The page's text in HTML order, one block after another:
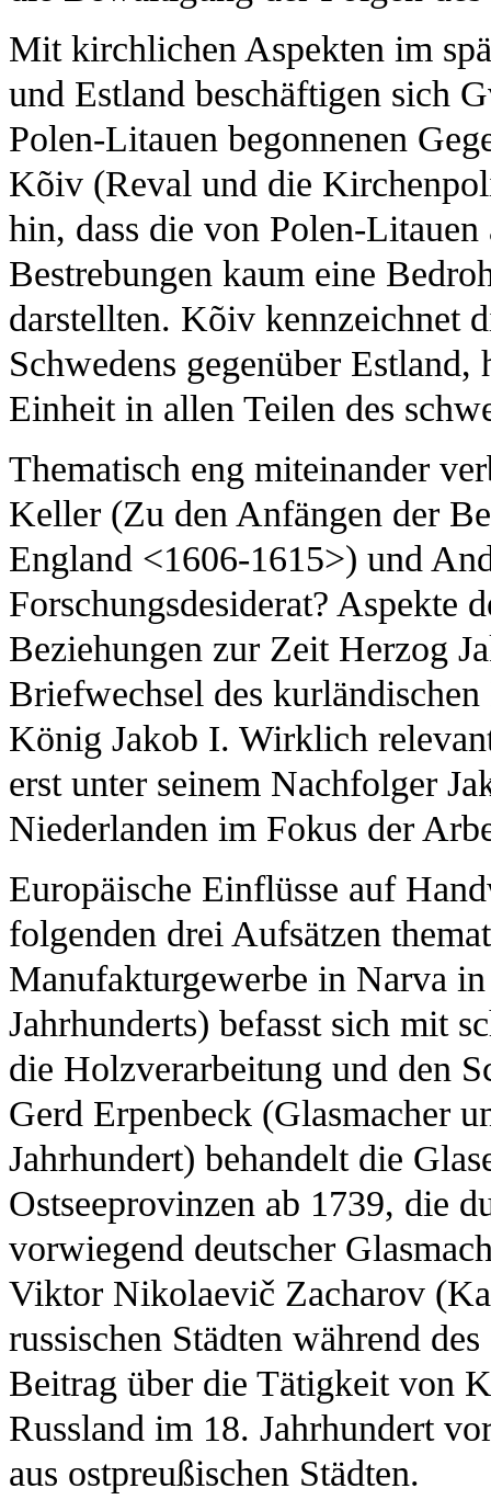
Mit kirchlichen Aspekten im
und Estland beschäftigen sich
Polen-Litauen begonnenen
Kõiv (Reval und die
hin, dass die von Polen-Litauen
Bestrebungen kaum eine
darstellten. Kõiv kennzeichnet
Schwedens gegenüber
Einheit in allen Teilen des
Thematisch eng miteinander
Keller (Zu den Anfängen der
England <1606-1615>) und
Forschungsdesiderat? Aspekte
Beziehungen zur Zeit Herzog
Briefwechsel des
König Jakob I. Wirklich
erst unter seinem Nachfolger
Niederlanden im Fokus der
Europäische Einflüsse auf
folgenden drei Aufsätzen
Manufakturgewerbe in Narva
Jahrhunderts) befasst sich mit
die Holzverarbeitung und den
Gerd Erpenbeck (Glasmacher
Jahrhundert) behandelt die
Ostseeprovinzen ab 1739, die
vorwiegend deutscher
Viktor Nikolaevič Zacharov
russischen Städten während
Beitrag über die Tätigkeit von
Russland im 18. Jahrhundert
aus ostpreußischen Städten.